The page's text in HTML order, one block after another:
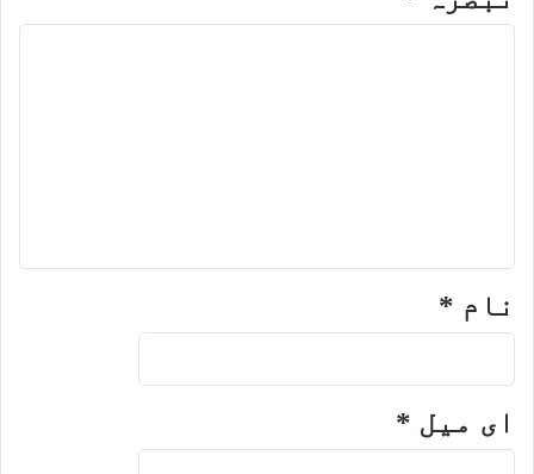
نام *
ای میل *